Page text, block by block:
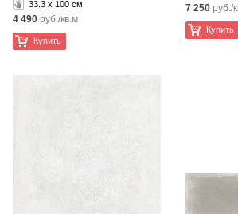
33.3 x 100 см
4 490 руб./кв.м
Купить
7 250 руб./
Купить